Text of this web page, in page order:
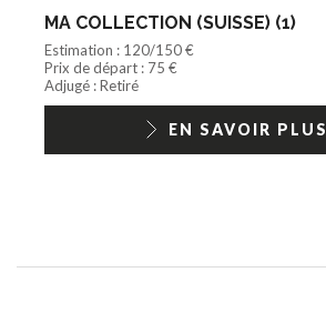
MA COLLECTION (SUISSE) (1)
Estimation : 120/150 €
Prix de départ : 75 €
Adjugé : Retiré
EN SAVOIR PLUS